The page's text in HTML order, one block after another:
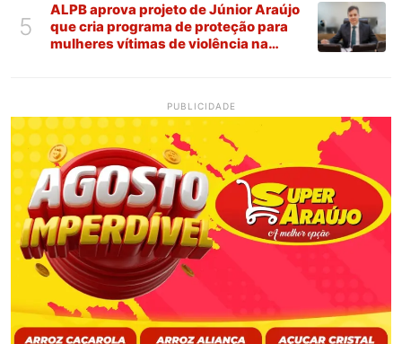
5
ALPB aprova projeto de Júnior Araújo
que cria programa de proteção para
mulheres vítimas de violência na
PUBLICIDADE